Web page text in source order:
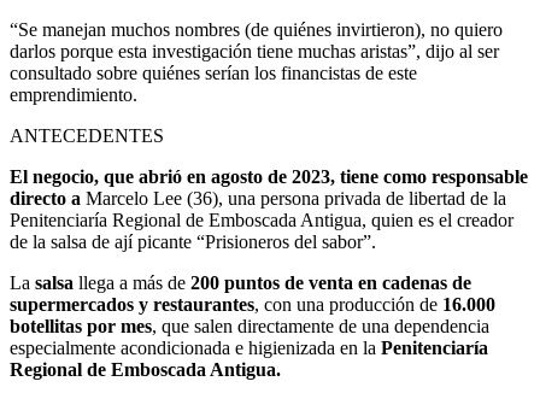
“Se manejan muchos nombres (de quiénes invirtieron), no quiero
darlos porque esta investigación tiene muchas aristas”, dijo al ser
consultado sobre quiénes serían los financistas de este
emprendimiento.
ANTECEDENTES
El negocio, que abrió en agosto de 2023, tiene como responsable
directo a Marcelo Lee (36), una persona privada de libertad de la
Penitenciaría Regional de Emboscada Antigua, quien es el creador
de la salsa de ají picante “Prisioneros del sabor”.
La salsa llega a más de 200 puntos de venta en cadenas de
supermercados y restaurantes, con una producción de 16.000
botellitas por mes, que salen directamente de una dependencia
especialmente acondicionada e higienizada en la Penitenciaría
Regional de Emboscada Antigua.